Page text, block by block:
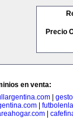
Precio
en venta:
|
|